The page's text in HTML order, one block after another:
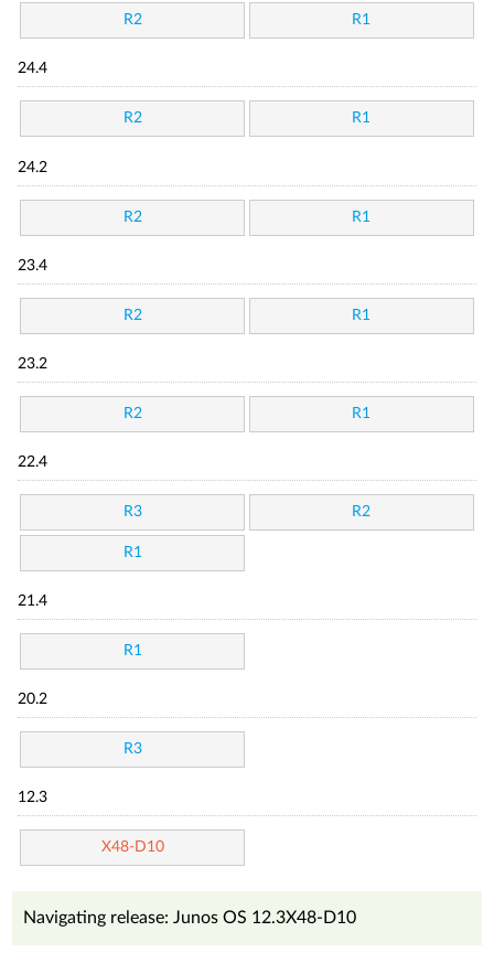
R2 R1
24.4
R2 R1
24.2
R2 R1
23.4
R2 R1
23.2
R2 R1
22.4
R3 R2
R1
21.4
R1
20.2
R3
12.3
X48-D10
Navigating release: Junos OS 12.3X48-D10